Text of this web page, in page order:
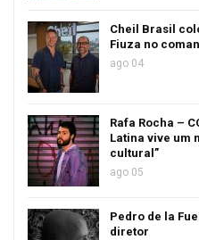
Cheil Brasil
Fiuza no
ago 04
Rafa Rocha –
Latina vive um
cultural”
ago 05
Pedro de la
diretor